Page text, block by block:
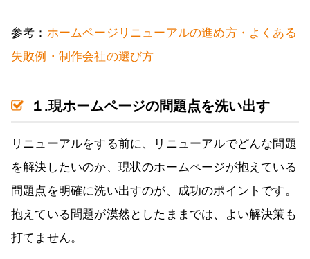
参考： ホームページリニューアルの進め方・よくある
失敗例・制作会社の選び方
１.現ホームページの問題点を洗い出す
リニューアルをする前に、リニューアルでどんな問題
を解決したいのか、現状のホームページが抱えている
問題点を明確に洗い出すのが、成功のポイントです。
抱えている問題が漠然としたままでは、よい解決策も
打てません。